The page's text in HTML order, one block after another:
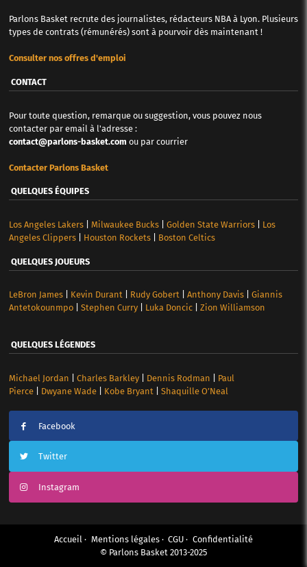
Parlons Basket recrute des journalistes, rédacteurs NBA à Lyon. Plusieurs
types de contrats (rémunérés) sont à pourvoir dès maintenant !
Consulter nos offres d'emploi
CONTACT
Pour toute question, remarque ou suggestion, vous pouvez nous
contacter par email à l'adresse :
contact@parlons-basket.com ou par courrier
Contacter Parlons Basket
QUELQUES ÉQUIPES
Los Angeles Lakers| Milwaukee Bucks| Golden State Warriors| Los
Angeles Clippers| Houston Rockets| Boston Celtics
QUELQUES JOUEURS
LeBron James| Kevin Durant| Rudy Gobert| Anthony Davis| Giannis
Antetokounmpo| Stephen Curry| Luka Doncic| Zion Williamson
QUELQUES LÉGENDES
Michael Jordan Charles Barkley| Dennis Rodman
Paul
Pierce| Dwyane Wade| Kobe Bryant Shaquille O’Neal
Facebook
Twitter
Instagram
Accueil Mentions légales CGU
Confidentialité
© Parlons Basket 2013-2025